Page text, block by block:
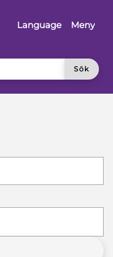
Language
Meny
Sök